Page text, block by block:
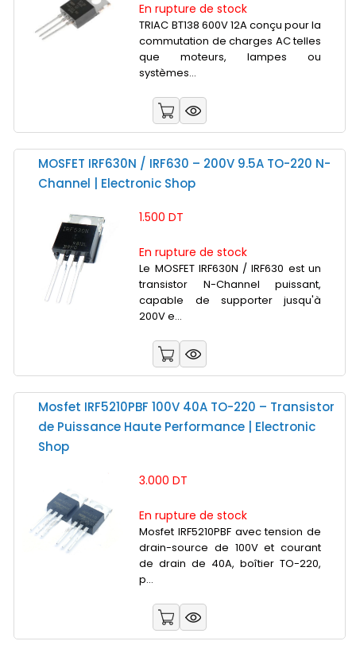
En rupture de stock
TRIAC BT138 600V 12A conçu pour la
commutation de charges AC telles
que moteurs, lampes ou
systèmes...
MOSFET IRF630N / IRF630 – 200V 9.5A TO-220 N-
Channel | Electronic Shop
1.500 DT
En rupture de stock
Le MOSFET IRF630N / IRF630 est un
transistor N-Channel puissant,
capable de supporter jusqu'à
200V e...
Mosfet IRF5210PBF 100V 40A TO-220 – Transistor
de Puissance Haute Performance | Electronic
Shop
3.000 DT
En rupture de stock
Mosfet IRF5210PBF avec tension de
drain-source de 100V et courant
de drain de 40A, boîtier TO-220,
p...